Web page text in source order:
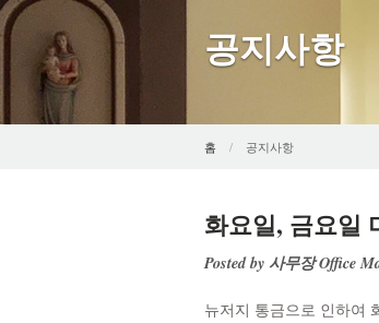
공지사항
홈 공지사항
화요일, 금요일
Posted by 사무장 Office
뉴저지 통금으로 인하여